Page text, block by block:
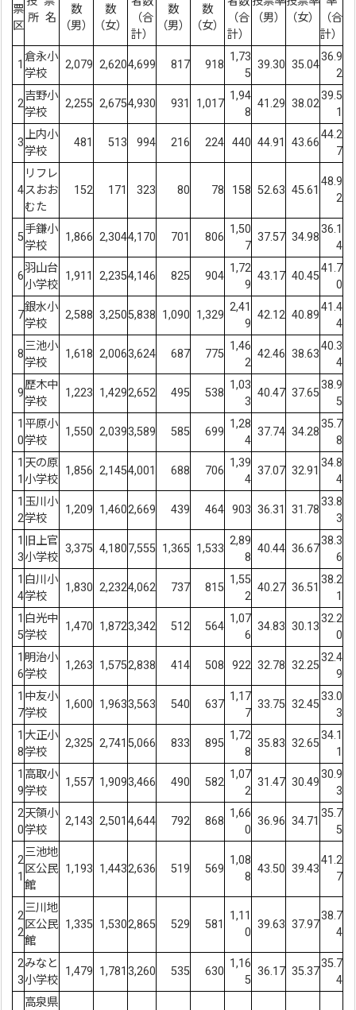
票
区
所 名
数
（男）
数
（女）
（合
計）
数
（男）
数
（女）
（合
計）
（男）
（女）
（合
計）
1
倉永小
学校
2,079 2,6204,699 817 918
1,73
5
39.30 35.04
36.9
2
2
吉野小
学校
2,255 2,6754,930 931 1,017
1,94
8
41.29 38.02
39.5
1
3
上内小
学校
481 513 994 216 224 440 44.91 43.66
44.2
7
4
リフレ
スおお
むた
152 171 323 80 78 158 52.63 45.61
48.9
2
5
手鎌小
学校
1,866 2,3044,170 701 806
1,50
7
37.57 34.98
36.1
4
6
羽山台
小学校
1,911 2,2354,146 825 904
1,72
9
43.17 40.45
41.7
0
7
銀水小
学校
2,588 3,2505,838 1,090 1,329
2,41
9
42.12 40.89
41.4
4
8
三池小
学校
1,618 2,0063,624 687 775
1,46
2
42.46 38.63
40.3
4
9
歴木中
学校
1,223 1,4292,652 495 538
1,03
3
40.47 37.65
38.9
5
1
0
平原小
学校
1,550 2,0393,589 585 699
1,28
4
37.74 34.28
35.7
8
1
1
天の原
小学校
1,856 2,1454,001 688 706
1,39
4
37.07 32.91
34.8
4
1
2
玉川小
学校
1,209 1,4602,669 439 464 903 36.31 31.78
33.8
3
1
3
旧上官
小学校
3,375 4,1807,555 1,365 1,533
2,89
8
40.44 36.67
38.3
6
1
4
白川小
学校
1,830 2,2324,062 737 815
1,55
2
40.27 36.51
38.2
1
1
5
白光中
学校
1,470 1,8723,342 512 564
1,07
6
34.83 30.13
32.2
0
1
6
明治小
学校
1,263 1,5752,838 414 508 922 32.78 32.25
32.4
9
1
7
中友小
学校
1,600 1,9633,563 540 637
1,17
7
33.75 32.45
33.0
3
1
8
大正小
学校
2,325 2,741 5,066 833 895
1,72
8
35.83 32.65
34.1
1
1
9
高取小
学校
1,557 1,9093,466 490 582
1,07
2
31.47 30.49
30.9
3
2
0
天領小
学校
2,143 2,501 4,644 792 868
1,66
0
36.96 34.71
35.7
5
2
1
三池地
区公民
館
1,193 1,4432,636 519 569
1,08
8
43.50 39.43
41.2
7
2
2
三川地
区公民
館
1,335 1,5302,865 529 581
1,11
0
39.63 37.97
38.7
4
2
3
みなと
小学校
1,479 1,781 3,260 535 630
1,16
5
36.17 35.37
35.7
4
高泉県